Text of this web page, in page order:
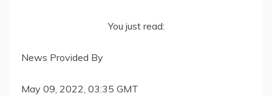
You just read:
News Provided By
May 09, 2022, 03:35 GMT